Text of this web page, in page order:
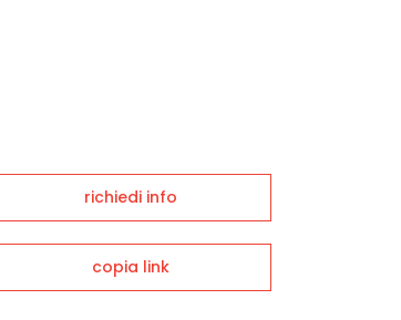
richiedi info
copia link